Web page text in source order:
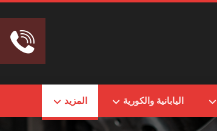
اليابانية والكورية المزيد